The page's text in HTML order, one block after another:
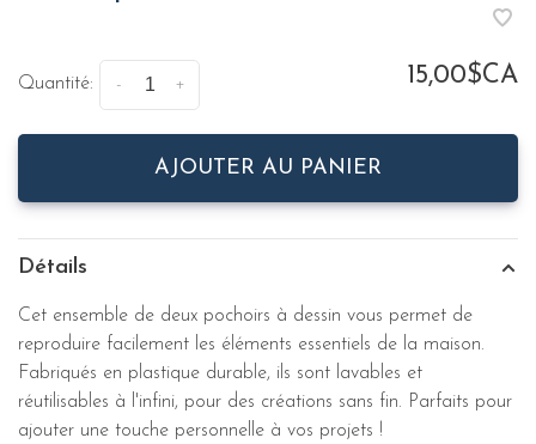
Quantité: +
- 15,00$CA
AJOUTER AU PANIER
Détails
Cet ensemble de deux pochoirs à dessin vous permet de
reproduire facilement les éléments essentiels de la maison.
Fabriqués en plastique durable, ils sont lavables et
réutilisables à l'infini, pour des créations sans fin. Parfaits pour
ajouter une touche personnelle à vos projets !